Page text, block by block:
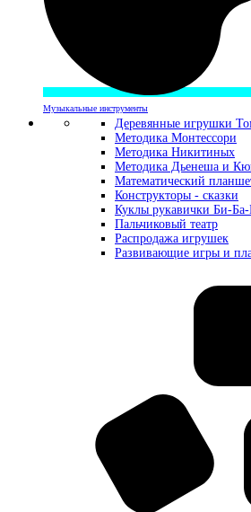
Музыкальные инструменты
Деревянные игрушки
Методика Монтессори
Методика Никитиных
Методика Дьенеша и
Математический
Конструкторы - сказки
Куклы рукавички Би-
Пальчиковый театр
Распродажа игрушек
Развивающие игры и